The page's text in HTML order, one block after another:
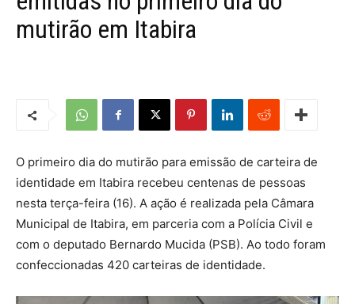
mutirão em Itabira
O primeiro dia do mutirão para emissão de carteira de
identidade em Itabira recebeu centenas de pessoas
nesta terça-feira (16). A ação é realizada pela Câmara
Municipal de Itabira, em parceria com a Polícia Civil e
com o deputado Bernardo Mucida (PSB). Ao todo foram
confeccionadas 420 carteiras de identidade.